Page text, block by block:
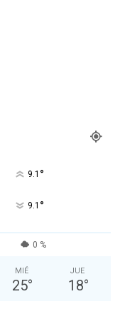
9.1 °
9.1 °
0 %
MIÉ
25°
JUE
18°